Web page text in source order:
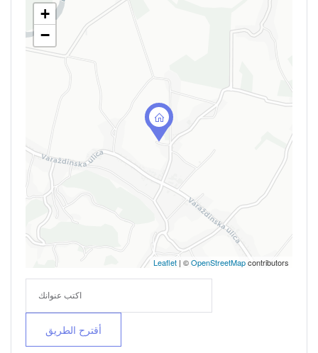
+
−
Leaflet | ©OpenStreetMapcontributors
أقترح الطريق
تذكرني هل نسيت كلمة السر?